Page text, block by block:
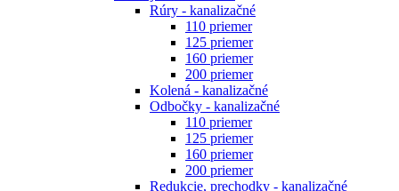
Rúry - kanalizačné
110 priemer
125 priemer
160 priemer
200 priemer
Kolená - kanalizačné
Odbočky - kanalizačné
110 priemer
125 priemer
160 priemer
200 priemer
Redukcie, prechodky - kanalizačné